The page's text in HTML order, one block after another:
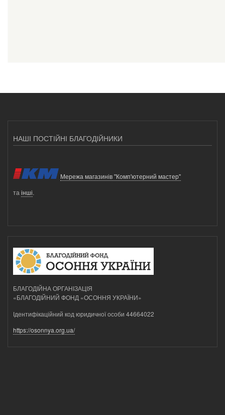
НАШІ ПОСТІЙНІ БЛАГОДІЙНИКИ
Мережа магазинів "Комп'ютерний мастер"
та інші.
БЛАГОДІЙНА ОРГАНІЗАЦІЯ
«БЛАГОДІЙНИЙ ФОНД «ОСОННЯ УКРАЇНИ»
Ідентифікаційний код юридичної особи 44664022
https://osonnya.org.ua/